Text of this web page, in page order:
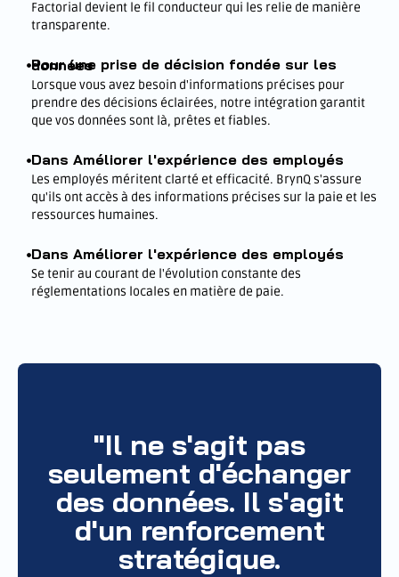
Factorial devient le fil conducteur qui les relie de manière
transparente.
Pour une prise de décision fondée sur les données
Lorsque vous avez besoin d'informations précises pour
prendre des décisions éclairées, notre intégration garantit
que vos données sont là, prêtes et fiables.
Dans Améliorer l'expérience des employés
Les employés méritent clarté et efficacité. BrynQ s'assure
qu'ils ont accès à des informations précises sur la paie et les
ressources humaines.
Dans Améliorer l'expérience des employés
Se tenir au courant de l'évolution constante des
réglementations locales en matière de paie.
"Il ne s'agit pas
seulement d'échanger
des données. Il s'agit
d'un renforcement
stratégique.